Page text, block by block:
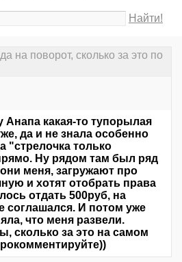
Найти!
на поворот, сколько за это по
Анапа какая-то тупорылая
да и не знала особенно
"стрелочка только
Ну рядом там был ряд
меня, загружают про
и хотят отобрать права
отдать 500руб, на
соглашался. И потом уже
что меня развели.
сколько за это на самом